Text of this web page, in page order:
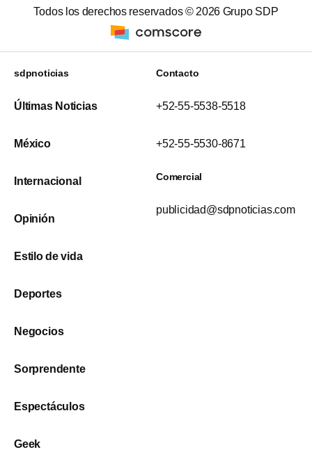
Todos los derechos reservados © 2026 Grupo SDP
sdpnoticias
Últimas Noticias
México
Internacional
Opinión
Estilo de vida
Deportes
Negocios
Sorprendente
Espectáculos
Geek
Contacto
+52-55-5538-5518
+52-55-5530-8671
Comercial
publicidad@sdpnoticias.com